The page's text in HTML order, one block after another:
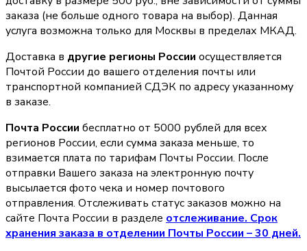
заказа (не больше одного товара на выбор). Данная
услуга возможна только для Москвы в пределах МКАД.
Доставка в другие регионы России осуществляется
Почтой России до вашего отделения почты или
транспортной компанией СДЭК по адресу указанному
в заказе.
Почта России бесплатно от 5000 рублей для всех
регионов России, если сумма заказа меньше, то
взимается плата по тарифам Почты России. После
отправки Вашего заказа на электронную почту
высылается фото чека и номер почтового
отправления. Отслеживать статус заказов можно на
сайте Почта России в разделе oтслеживание. Срок
хранения заказа в отделении Почты России – 30 дней.